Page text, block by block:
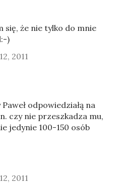
się, że nie tylko do mnie
)
2011
Paweł odpowiedziałą na
czy nie przeszkadza mu,
jedynie 100-150 osób
2011